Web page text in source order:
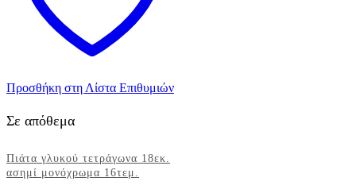
Προσθήκη στη Λίστα Επιθυμιών
Σε απόθεμα
Πιάτα γλυκού τετράγωνα 18εκ.
ασημί μονόχρωμα 16τεμ.